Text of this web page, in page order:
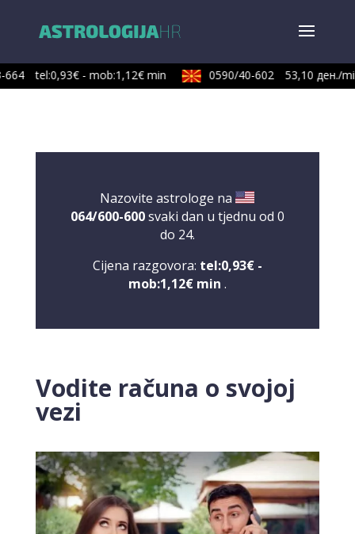
tel:0,93€ - mob:1,12€ min 0590/40-602 53,10 ден./min
Nazovite astrologe na
064/600-600svaki dan u tjednu od 0
do 24.
Cijena razgovora: tel:0,93€ -
mob:1,12€ min .
Vodite računa o svojoj
vezi